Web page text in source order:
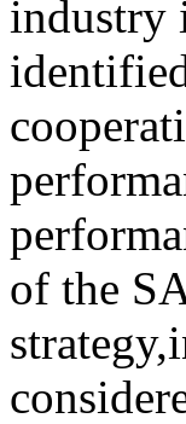
industry
of the